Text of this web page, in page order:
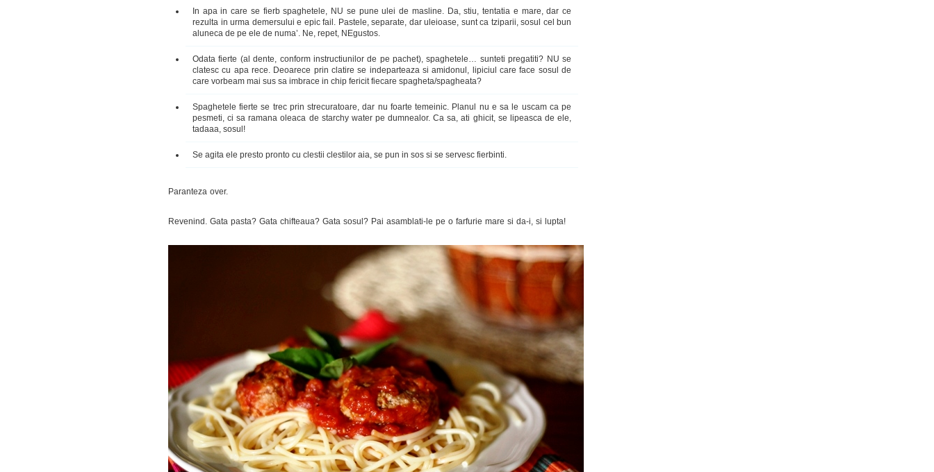
In apa in care se fierb spaghetele, NU se pune ulei de masline. Da, stiu, tentatia e mare, dar ce
rezulta in urma demersului e epic fail. Pastele, separate, dar uleioase, sunt ca tziparii, sosul cel bun
aluneca de pe ele de numa’. Ne, repet, NEgustos.
Odata fierte (al dente, conform instructiunilor de pe pachet), spaghetele… sunteti pregatiti? NU se
clatesc cu apa rece. Deoarece prin clatire se indeparteaza si amidonul, lipiciul care face sosul de
care vorbeam mai sus sa imbrace in chip fericit fiecare spagheta/spagheata?
Spaghetele fierte se trec prin strecuratoare, dar nu foarte temeinic. Planul nu e sa le uscam ca pe
pesmeti, ci sa ramana oleaca de starchy water pe dumnealor. Ca sa, ati ghicit, se lipeasca de ele,
tadaaa, sosul!
Se agita ele presto pronto cu clestii clestilor aia, se pun in sos si se servesc fierbinti.
Paranteza over.
Revenind. Gata pasta? Gata chifteaua? Gata sosul? Pai asamblati-le pe o farfurie mare si da-i, si lupta!